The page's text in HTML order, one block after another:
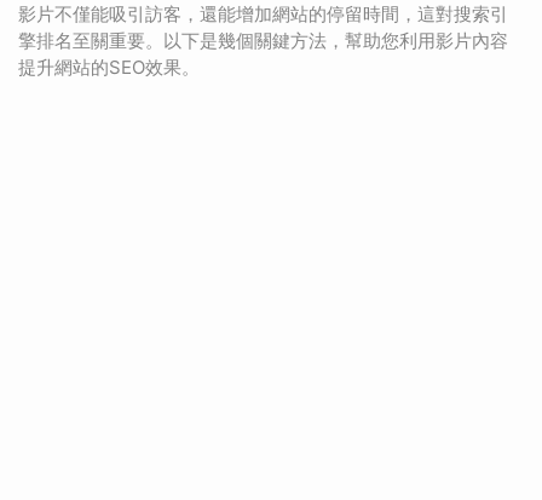
影片不僅能吸引訪客，還能增加網站的停留時間，這對搜索引
擎排名至關重要。以下是幾個關鍵方法，幫助您利用影片內容
提升網站的SEO效果。